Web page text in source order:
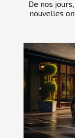
De nos
nouvelles